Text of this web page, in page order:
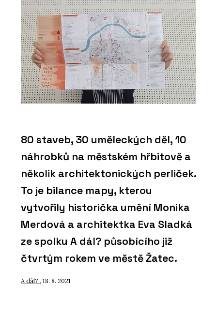
80 staveb, 30 uměleckých děl, 10
náhrobků na městském hřbitově a
několik architektonických perliček.
To je bilance mapy, kterou
vytvořily historička umění Monika
Merdová a architektka Eva Sladká
ze spolku A dál? působícího již
čtvrtým rokem ve městě Žatec.
A dál? , 18. 8. 2021